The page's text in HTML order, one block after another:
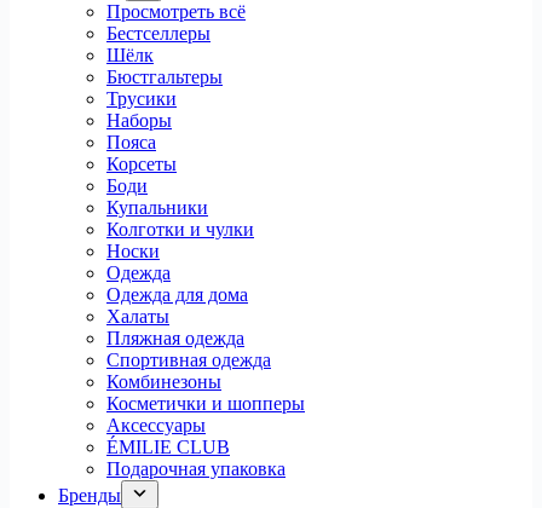
Просмотреть всё
Бестселлеры
Шёлк
Бюстгальтеры
Трусики
Наборы
Пояса
Корсеты
Боди
Купальники
Колготки и чулки
Носки
Одежда
Одежда для дома
Халаты
Пляжная одежда
Спортивная одежда
Комбинезоны
Косметички и шопперы
Аксессуары
ÉMILIE CLUB
Подарочная упаковка
Бренды